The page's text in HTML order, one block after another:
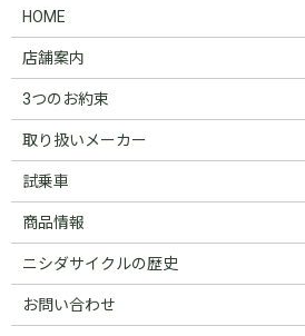
HOME
店舗案内
3つのお約束
取り扱いメーカー
試乗車
商品情報
ニシダサイクルの歴史
お問い合わせ